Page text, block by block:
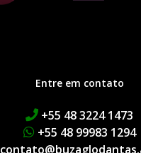
Entre em contato
+55 48 3224 1473
+55 48 99983 1294